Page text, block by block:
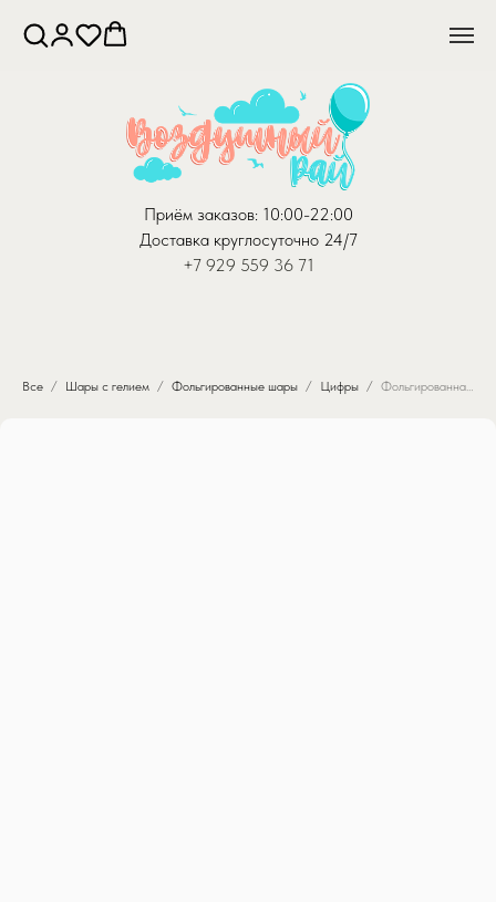
Приём заказов: 10:00-22:00
Доставка круглосуточно 24/7
+7 929 559 36 71
Все Шары с гелием Фольгированные шары Цифры Фольгированная цифра 5, Серебряная на подставке, 81 см